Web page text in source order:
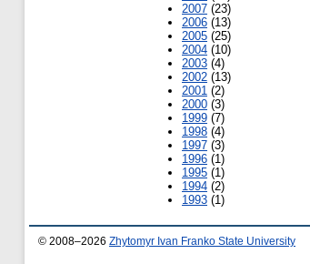
2007 (23)
2006 (13)
2005 (25)
2004 (10)
2003 (4)
2002 (13)
2001 (2)
2000 (3)
1999 (7)
1998 (4)
1997 (3)
1996 (1)
1995 (1)
1994 (2)
1993 (1)
© 2008–2026 Zhytomyr Ivan Franko State University